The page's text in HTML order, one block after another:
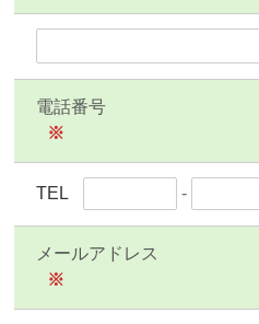
電話番号
※
TEL -
メールアドレス
※